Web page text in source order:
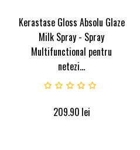
Kerastase Gloss Absolu Glaze
Milk Spray - Spray
Multifunctional pentru
netezi...
209.90 lei